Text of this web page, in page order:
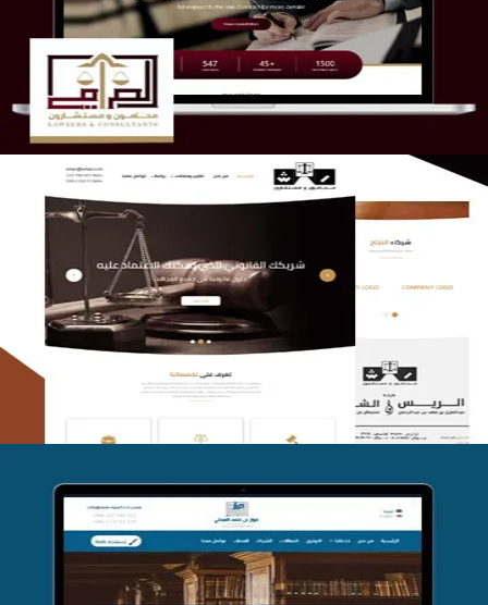
التفاصيل
الريس والشعلان للمحاماة
التفاصيل
موقع فواز المبكي للمحاماة